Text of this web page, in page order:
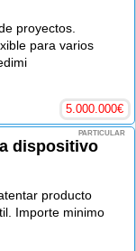
proyectos.
para varios
5.000.000€
PARTICULAR
dispositivo
producto
Importe minimo